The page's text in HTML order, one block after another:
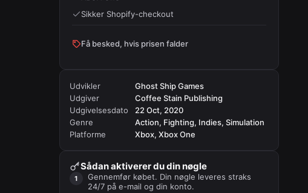
Sikker Shopify-checkout
Få besked, hvis prisen falder
Udvikler
Ghost Ship Games
Udgiver
Coffee Stain Publishing
Udgivelsesdato
22 Oct, 2020
Genre
Action, Fighting, Indies, Simulation
Platforme
Xbox, Xbox One
Sådan aktiverer du din nøgle
Gennemfør købet. Din nøgle leveres straks
24/7 på e-mail og din konto.